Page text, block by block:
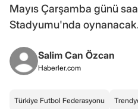
Mayıs Çarşamba günü
Stadyumu'nda
Salim Can Özcan
Haberler.com
Türkiye Futbol Federasyonu